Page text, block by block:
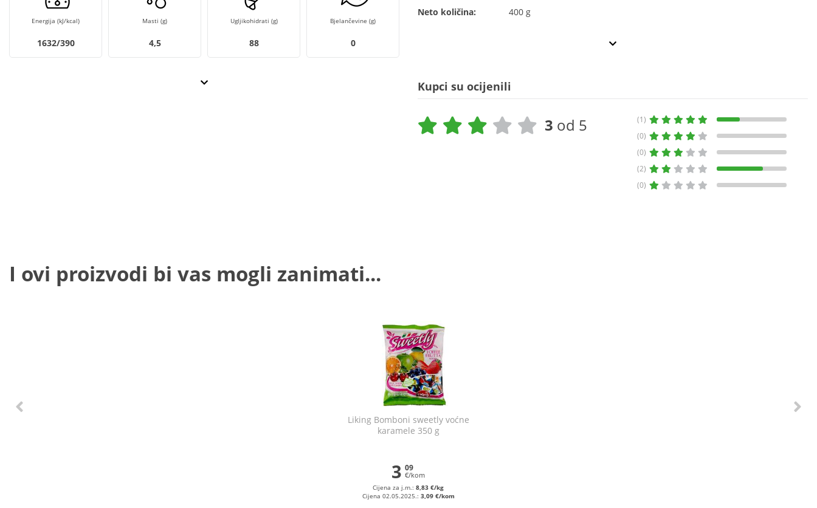
Energija (kJ/kcal)
1632/390
Masti (g)
4,5
Ugljikohidrati (g)
88
Bjelančevine (g)
0
Neto količina:
400 g
Kupci su ocijenili
3 od 5
(1)
(0)
(0)
(2)
(0)
I ovi proizvodi bi vas mogli zanimati...
Liking Bomboni sweetly voćne
karamele 350 g
3 09
€/kom
Cijena za j.m.:8,83 €/kg
Cijena 02.05.2025.: 3,09 €/kom